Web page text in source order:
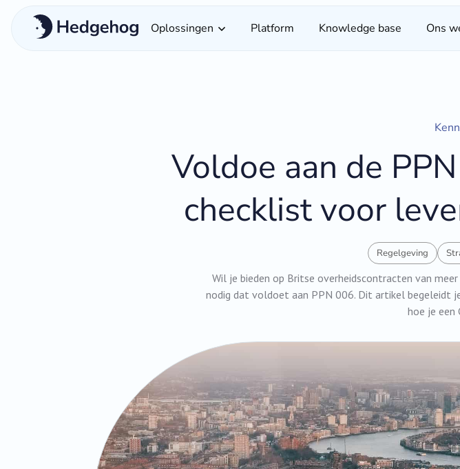
Oplossingen Platform Knowledge base Ons
Voldoe aan de
checklist voor
Regelgeving
Wil je bieden op Britse overheidscontracten van
nodig dat voldoet aan PPN 006. Dit artikel begeleidt
hoe je een